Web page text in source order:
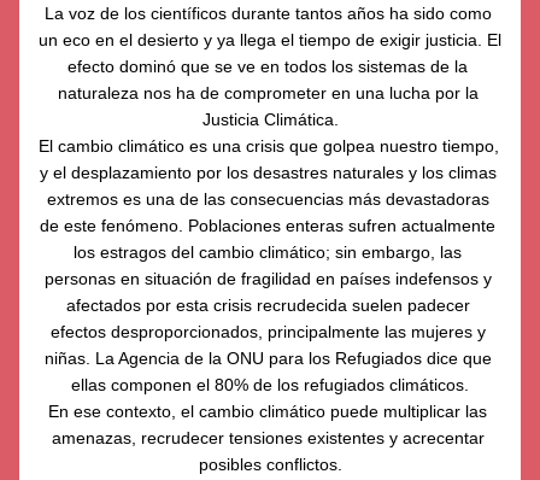
La voz de los científicos durante tantos años ha sido como
un eco en el desierto y ya llega el tiempo de exigir justicia. El
efecto dominó que se ve en todos los sistemas de la
naturaleza nos ha de comprometer en una lucha por la
Justicia Climática.
El cambio climático es una crisis que golpea nuestro tiempo,
y el desplazamiento por los desastres naturales y los climas
extremos es una de las consecuencias más devastadoras
de este fenómeno. Poblaciones enteras sufren actualmente
los estragos del cambio climático; sin embargo, las
personas en situación de fragilidad en países indefensos y
afectados por esta crisis recrudecida suelen padecer
efectos desproporcionados, principalmente las mujeres y
niñas. La Agencia de la ONU para los Refugiados dice que
ellas componen el 80% de los refugiados climáticos.
En ese contexto, el cambio climático puede multiplicar las
amenazas, recrudecer tensiones existentes y acrecentar
posibles conflictos.